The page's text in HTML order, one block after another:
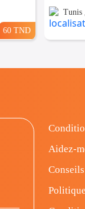
60 TND
Tunis
Aidez-